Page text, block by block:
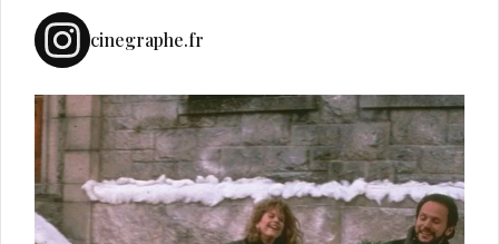
cinegraphe.fr